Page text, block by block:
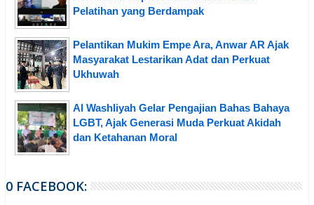
Pelatihan yang Berdampak
Pelantikan Mukim Empe Ara, Anwar AR Ajak
Masyarakat Lestarikan Adat dan Perkuat
Ukhuwah
Al Washliyah Gelar Pengajian Bahas Bahaya
LGBT, Ajak Generasi Muda Perkuat Akidah
dan Ketahanan Moral
0 FACEBOOK: